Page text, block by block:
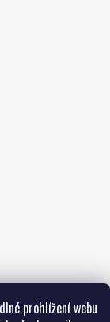
prohlížení webu